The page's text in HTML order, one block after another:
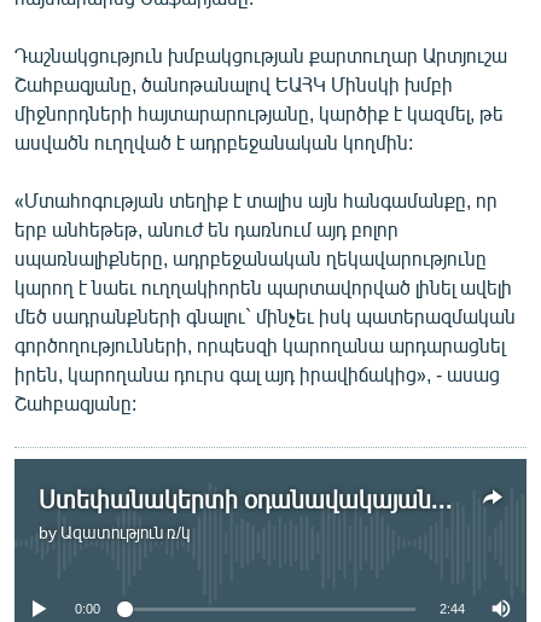
Դաշնակցություն խմբակցության քարտուղար Արտյուշա
Շահբազյանը, ծանոթանալով ԵԱՀԿ Մինսկի խմբի
միջնորդների հայտարարությանը, կարծիք է կազմել, թե
ասվածն ուղղված է ադրբեջանական կողմին:
«Մտահոգության տեղիք է տալիս այն հանգամանքը, որ
երբ անհեթեթ, անուժ են դառնում այդ բոլոր
սպառնալիքները, ադրբեջանական ղեկավարությունը
կարող է նաեւ ուղղակիորեն պարտավորված լինել ավելի
մեծ սադրանքների գնալու` մինչեւ իսկ պատերազմական
գործողությունների, որպեսզի կարողանա արդարացնել
իրեն, կարողանա դուրս գալ այդ իրավիճակից», - ասաց
Շահբազյանը:
Ստեփանակերտի օդանավակայանի շահագործումը հետաձգվել է
by Ազատություն ռ/կ
No media source currently available
0:00 2:44